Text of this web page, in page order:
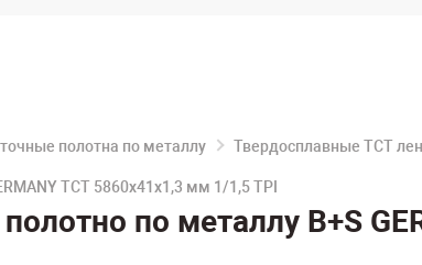
полотна по металлу Твердосплавные TCT
TCT 5860х41х1,3 мм 1/1,5 TPI
по металлу B+S